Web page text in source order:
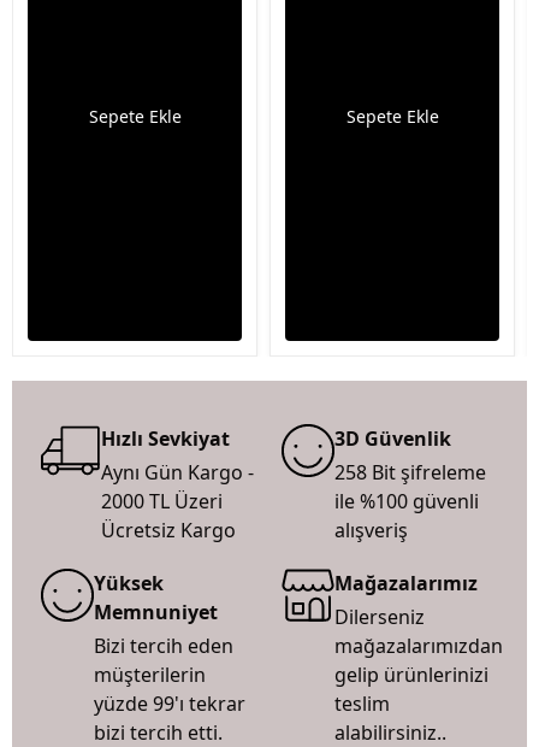
Sepete Ekle Sepete Ekle
Hızlı Sevkiyat
Aynı Gün Kargo -
2000 TL Üzeri
Ücretsiz Kargo
3D Güvenlik
258 Bit şifreleme
ile %100 güvenli
alışveriş
Yüksek
Memnuniyet
Bizi tercih eden
müşterilerin
yüzde 99'ı tekrar
bizi tercih etti.
Mağazalarımız
Dilerseniz
mağazalarımızdan
gelip ürünlerinizi
teslim
alabilirsiniz..